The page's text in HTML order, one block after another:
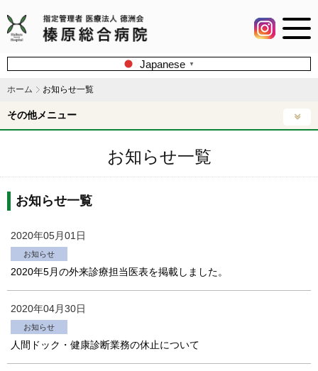
Japanese ▼
ホーム お知らせ一覧
お知らせ一覧
お知らせ一覧
2020年05月01日
お知らせ
2020年5月の外来診療担当医表を掲載しました。
2020年04月30日
お知らせ
人間ドック・健康診断業務の休止について
その他メニュー